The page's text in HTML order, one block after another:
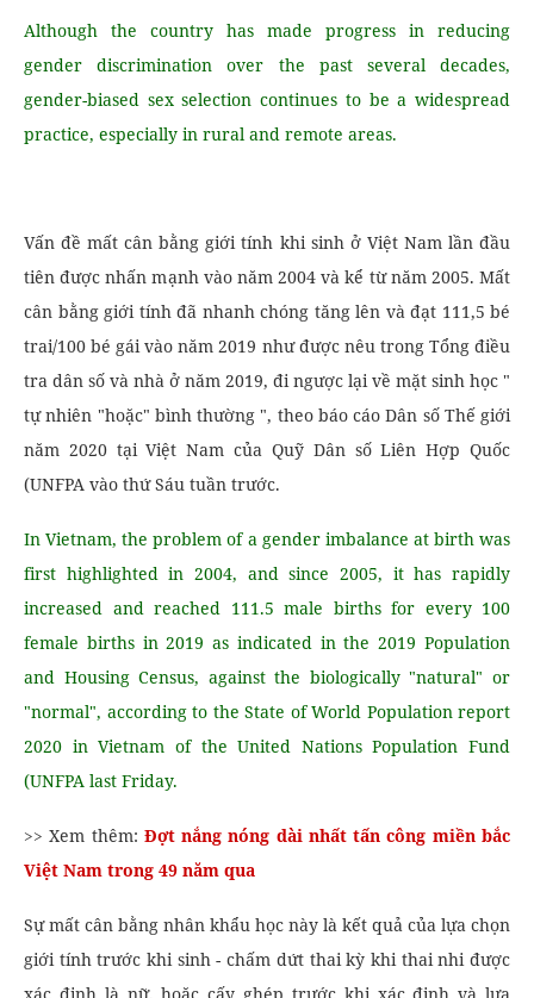
Although the country has made progress in reducing
gender discrimination over the past several decades,
gender-biased sex selection continues to be a widespread
practice, especially in rural and remote areas.
Vấn đề mất cân bằng giới tính khi sinh ở Việt Nam lần đầu
tiên được nhấn mạnh vào năm 2004 và kể từ năm 2005. Mất
cân bằng giới tính đã nhanh chóng tăng lên và đạt 111,5 bé
trai/100 bé gái vào năm 2019 như được nêu trong Tổng điều
tra dân số và nhà ở năm 2019, đi ngược lại về mặt sinh học "
tự nhiên "hoặc" bình thường ", theo báo cáo Dân số Thế giới
năm 2020 tại Việt Nam của Quỹ Dân số Liên Hợp Quốc
(UNFPA vào thứ Sáu tuần trước.
In Vietnam, the problem of a gender imbalance at birth was
first highlighted in 2004, and since 2005, it has rapidly
increased and reached 111.5 male births for every 100
female births in 2019 as indicated in the 2019 Population
and Housing Census, against the biologically "natural" or
"normal", according to the State of World Population report
2020 in Vietnam of the United Nations Population Fund
(UNFPA last Friday.
>> Xem thêm: Đợt nắng nóng dài nhất tấn công miền bắc
Việt Nam trong 49 năm qua
Sự mất cân bằng nhân khẩu học này là kết quả của lựa chọn
giới tính trước khi sinh - chấm dứt thai kỳ khi thai nhi được